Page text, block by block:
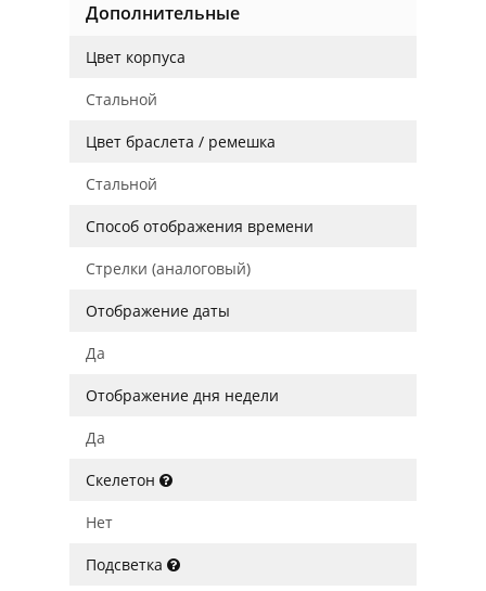
Дополнительные
Цвет корпуса
Стальной
Цвет браслета / ремешка
Стальной
Способ отображения времени
Стрелки (аналоговый)
Отображение даты
Да
Отображение дня недели
Да
Скелетон
Нет
Подсветка